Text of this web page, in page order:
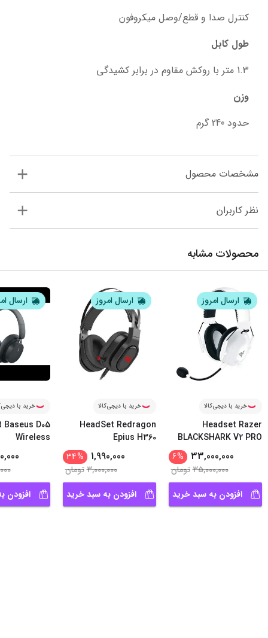
کنترل صدا و قطع/وصل میکروفون
طول کابل
1.3 متر با روکش مقاوم در برابر کشیدگی
وزن
حدود 240 گرم
مشخصات محصول
نظر کاربران
محصولات مشابه
ارسال امروز
خرید با دیجی‌کالا
Headset Razer
BLACKSHARK V2 PRO
33,000,000
%
6
35,000,000تومان
افزودن به سبد خرید
ارسال امروز
خرید با دیجی‌کالا
HeadSet Redragon
Epius H360
1,990,000
%
34
3,000,000تومان
افزودن به سبد خرید
ارسال
خرید با
D05
Wireless
افزودن